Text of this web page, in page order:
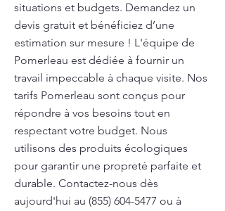
situations et budgets. Demandez un
devis gratuit et bénéficiez d’une
estimation sur mesure ! L'équipe de
Pomerleau est dédiée à fournir un
travail impeccable à chaque visite. Nos
tarifs Pomerleau sont conçus pour
répondre à vos besoins tout en
respectant votre budget. Nous
utilisons des produits écologiques
pour garantir une propreté parfaite et
durable. Contactez-nous dès
aujourd'hui au (855) 604-5477 ou à